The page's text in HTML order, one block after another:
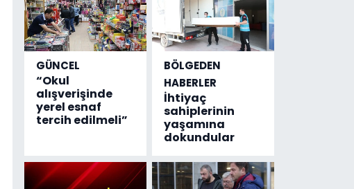
GÜNCEL
“Okul
alışverişinde
yerel esnaf
tercih edilmeli”
BÖLGEDEN
HABERLER
İhtiyaç
sahiplerinin
yaşamına
dokundular